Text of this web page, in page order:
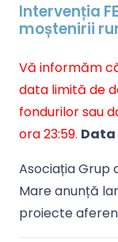
Intervenția
moștenirii
Vă informăm
data limită de
fondurilor sau
ora 23:59. Data
Asociația Grup
Mare anunță
proiecte